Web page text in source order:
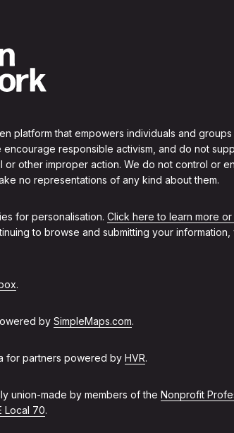
platform that empowers individuals and
responsible activism, and do not
or other improper action. We do not control or
no representations of any kind about them.
for personalisation. Click here to learn more
to browse and submitting your
.
by SimpleMaps.com.
for partners powered by HVR.
union-made by members of the Nonprofit
Local 70.